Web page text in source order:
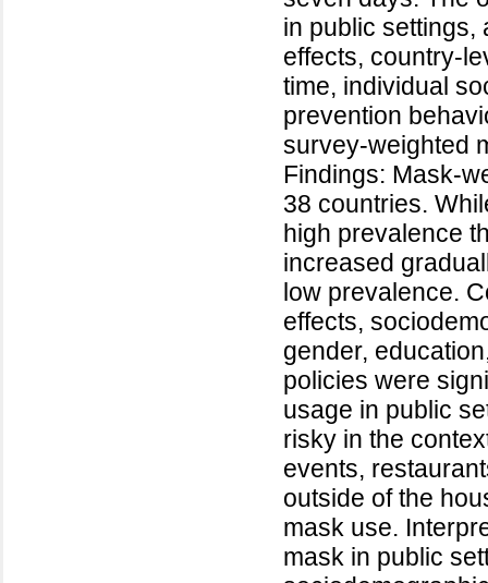
in public settings,
effects, country-
time, individual
prevention
survey-weighted
Findings: Mask-
38 countries.
high prevalence
increased
low prevalence.
effects,
gender,
policies were
usage in public
risky in the
events,
outside of the
mask use.
mask in public